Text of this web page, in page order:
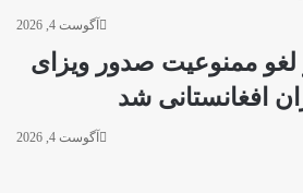
آگوست 4, 2026
لغو ممنوعیت صدور ویزای
افغانستانی شد
آگوست 4, 2026